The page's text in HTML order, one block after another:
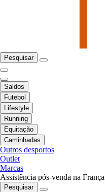
Pesquisar
Saldos
Futebol
Lifestyle
Running
Equitação
Caminhadas
Outros desportos
Outlet
Marcas
Assistência pós-venda na França
Pesquisar